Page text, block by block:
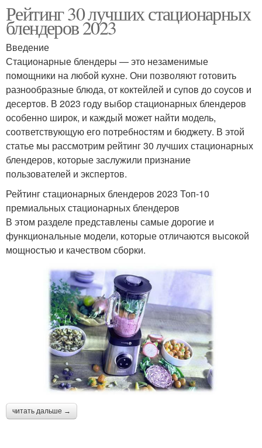
Рейтинг 30 лучших стационарных
блендеров 2023
Введение
Стационарные блендеры — это незаменимые
помощники на любой кухне. Они позволяют готовить
разнообразные блюда, от коктейлей и супов до соусов и
десертов. В 2023 году выбор стационарных блендеров
особенно широк, и каждый может найти модель,
соответствующую его потребностям и бюджету. В этой
статье мы рассмотрим рейтинг 30 лучших стационарных
блендеров, которые заслужили признание
пользователей и экспертов.
Рейтинг стационарных блендеров 2023 Топ-10
премиальных стационарных блендеров
В этом разделе представлены самые дорогие и
функциональные модели, которые отличаются высокой
мощностью и качеством сборки.
читать дальше →